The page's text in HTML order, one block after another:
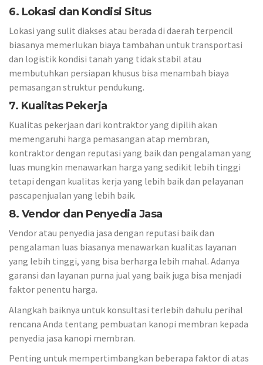
6. Lokasi dan Kondisi Situs
Lokasi yang sulit diakses atau berada di daerah terpencil
biasanya memerlukan biaya tambahan untuk transportasi
dan logistik kondisi tanah yang tidak stabil atau
membutuhkan persiapan khusus bisa menambah biaya
pemasangan struktur pendukung.
7. Kualitas Pekerja
Kualitas pekerjaan dari kontraktor yang dipilih akan
memengaruhi harga pemasangan atap membran,
kontraktor dengan reputasi yang baik dan pengalaman yang
luas mungkin menawarkan harga yang sedikit lebih tinggi
tetapi dengan kualitas kerja yang lebih baik dan pelayanan
pascapenjualan yang lebih baik.
8. Vendor dan Penyedia Jasa
Vendor atau penyedia jasa dengan reputasi baik dan
pengalaman luas biasanya menawarkan kualitas layanan
yang lebih tinggi, yang bisa berharga lebih mahal. Adanya
garansi dan layanan purna jual yang baik juga bisa menjadi
faktor penentu harga.
Alangkah baiknya untuk konsultasi terlebih dahulu perihal
rencana Anda tentang pembuatan kanopi membran kepada
penyedia jasa kanopi membran.
Penting untuk mempertimbangkan beberapa faktor di atas